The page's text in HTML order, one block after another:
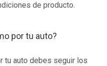
de producto.
por tu auto?
tu auto debes seguir los